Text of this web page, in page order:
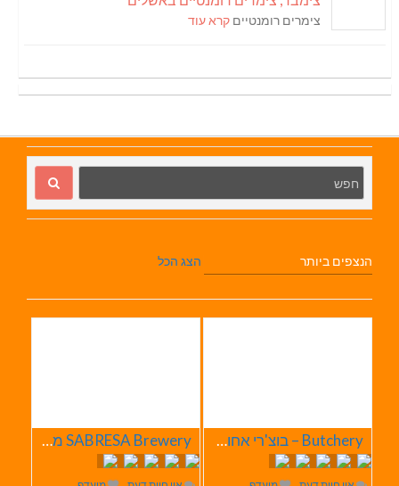
צימרים רומנטיים קרא עוד
הנצפים ביותר הצג הכל
Butchery – בוצ'רי אחוזת הבשר SABRESA Brewery מבשלת שיכר | מבשלת בירה